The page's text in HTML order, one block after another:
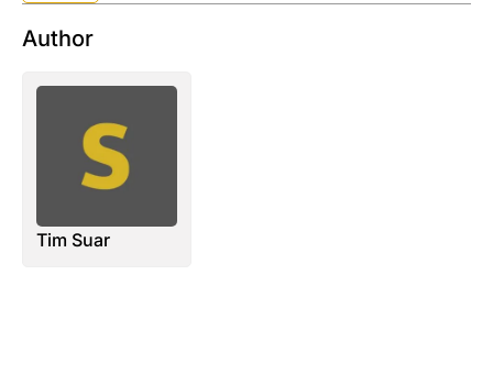
Author
Tim Suar